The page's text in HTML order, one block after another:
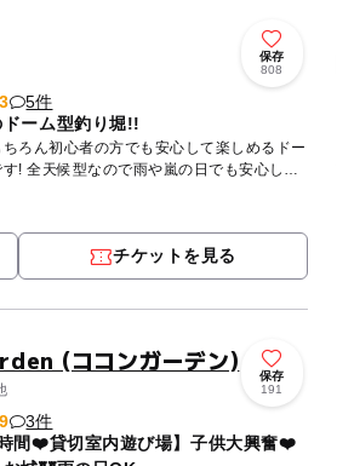
保存
808
5件
ドーム型釣り堀!!
ろん初心者の方でも安心して楽しめるドー
! 全天候型なので雨や嵐の日でも安心して
チケットを見る
(ココンガーデン)
保存
191
3件
時間❤️貸切室内遊び場】子供大興奮❤️